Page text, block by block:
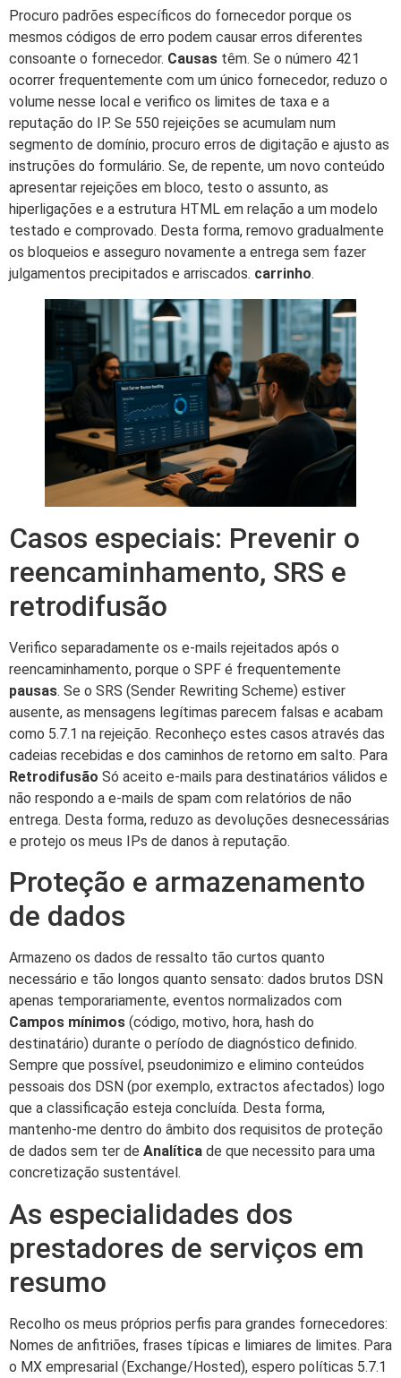
Procuro padrões específicos do fornecedor porque os
mesmos códigos de erro podem causar erros diferentes
consoante o fornecedor. Causas têm. Se o número 421
ocorrer frequentemente com um único fornecedor, reduzo o
volume nesse local e verifico os limites de taxa e a
reputação do IP. Se 550 rejeições se acumulam num
segmento de domínio, procuro erros de digitação e ajusto as
instruções do formulário. Se, de repente, um novo conteúdo
apresentar rejeições em bloco, testo o assunto, as
hiperligações e a estrutura HTML em relação a um modelo
testado e comprovado. Desta forma, removo gradualmente
os bloqueios e asseguro novamente a entrega sem fazer
julgamentos precipitados e arriscados. carrinho.
Casos especiais: Prevenir o
reencaminhamento, SRS e
retrodifusão
Verifico separadamente os e-mails rejeitados após o
reencaminhamento, porque o SPF é frequentemente
pausas. Se o SRS (Sender Rewriting Scheme) estiver
ausente, as mensagens legítimas parecem falsas e acabam
como 5.7.1 na rejeição. Reconheço estes casos através das
cadeias recebidas e dos caminhos de retorno em salto. Para
Retrodifusão Só aceito e-mails para destinatários válidos e
não respondo a e-mails de spam com relatórios de não
entrega. Desta forma, reduzo as devoluções desnecessárias
e protejo os meus IPs de danos à reputação.
Proteção e armazenamento
de dados
Armazeno os dados de ressalto tão curtos quanto
necessário e tão longos quanto sensato: dados brutos DSN
apenas temporariamente, eventos normalizados com
Campos mínimos (código, motivo, hora, hash do
destinatário) durante o período de diagnóstico definido.
Sempre que possível, pseudonimizo e elimino conteúdos
pessoais dos DSN (por exemplo, extractos afectados) logo
que a classificação esteja concluída. Desta forma,
mantenho-me dentro do âmbito dos requisitos de proteção
de dados sem ter de Analítica de que necessito para uma
concretização sustentável.
As especialidades dos
prestadores de serviços em
resumo
Recolho os meus próprios perfis para grandes fornecedores:
Nomes de anfitriões, frases típicas e limiares de limites. Para
o MX empresarial (Exchange/Hosted), espero políticas 5.7.1